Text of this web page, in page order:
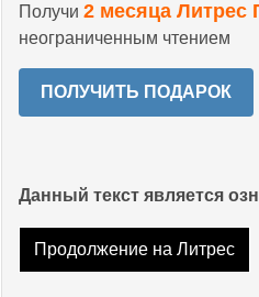
Получи 2 месяца Литрес
неограниченным чтением
ПОЛУЧИТЬ ПОДАРОК
Данный текст является
Продолжение на Литрес